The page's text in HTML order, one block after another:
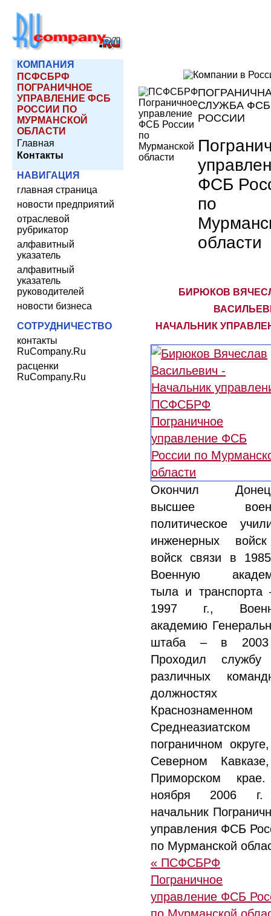
КОМПАНИЯ
ПСФСБРФ
ПОГРАНИЧНОЕ
УПРАВЛЕНИЕ ФСБ
РОССИИ ПО
МУРМАНСКОЙ
ОБЛАСТИ
Главная
Контакты
НАВИГАЦИЯ
главная страница
новости предприятий
отраслевой
рубрикатор
алфавитный
указатель
алфавитный
указатель
руководителей
новости бизнеса
СОТРУДНИЧЕСТВО
контакты
RuCompany.Ru
расценки
RuCompany.Ru
СЛУЖБА ФСБ
РОССИИ
ФСБ
по
области
БИРЮКОВ
НАЧАЛЬНИК
Окончил
высшее
политическое
инженерных
войск связи в
Военную
тыла и транспорта
1997 г.,
академию
штаба – в
Проходил
различных
Краснознаменном
Среднеазиатском
пограничном
Северном
Приморском
ноября 2006
начальник
управления ФСБ
по Мурманской
« ПСФСБРФ
Пограничное
управление ФСБ